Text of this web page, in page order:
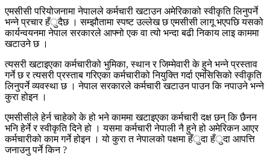
एमसीसी परियोजनामा नेपालले कर्मचारी खटाउन अमेरिकाको स्वीकृति लिनुपर्ने
भन्ने प्रचार हँुदैछ । सम्झौतामा स्पष्ट उल्लेख छ एमसीसी लागू भएपछि यसको
कार्यन्वयनमा नेपाल सरकारले आफ्नो एक वा त्यो भन्दा बढी निकाय लाइ काममा
खटाउने छ ।
त्यसरी खटाइएका कर्मचारीको भुमिका, स्थान र जिम्मेवारी के हुने भन्ने प्रस्ताव
गर्ने छ र त्यसरी प्रस्ताब गरिएका कर्मचारीको नियुक्ति गर्दा एमसिसिको स्वीकृति
लिनुपर्ने व्यवस्था छ । नेपाल सरकारले कर्मचारी खटाउन पाउन कि नपाउने भन्ने
कुरा होइन ।
एमसीसीले हेर्न चाहेको के हो भने काममा खटाइएका कर्मचारी दक्ष छन् कि छैनन
भनि हेर्ने र स्वीकृति दिने हो । यसमा कर्मचारी नेपाली नै हुने हो अमेरिकन आएर
कर्मचारीको काम गर्ने होइन । यो कुरा त नेपालको पक्षमा हँुदा हँुदा आपत्ति
जनाउनु पर्ने किन ?